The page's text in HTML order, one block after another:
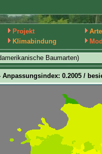
Projekt
Klimabindung
Baumarten)
0.2005 /